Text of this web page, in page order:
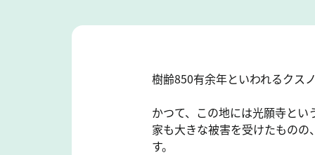
樹齢850有余年といわれるクス
かつて、この地には光願寺と
家も大きな被害を受けたもの
す。